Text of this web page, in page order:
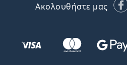
Ακολουθήστε μας